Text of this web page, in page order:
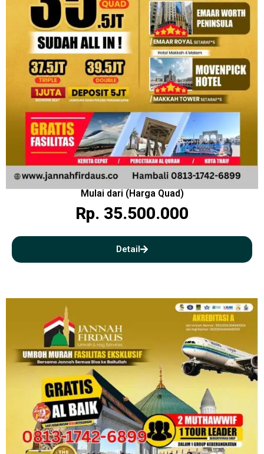
Mulai dari (Harga Quad)
Rp. 35.500.000
Detail